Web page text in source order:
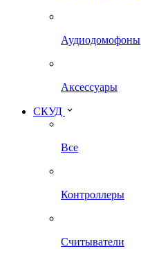
Аудиодомофоны
Аксессуары
СКУД
Все
Контроллеры
Считыватели